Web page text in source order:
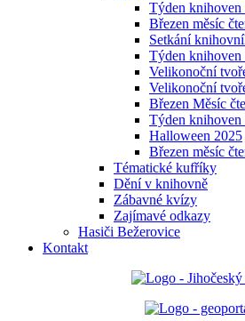
Týden knihoven
Březen měsíc
Setkání
Týden knihoven
Velikonoční
Velikonoční
Březen Měsíc
Týden knihoven
Halloween 2025
Březen měsíc
Tématické kufříky
Dění v knihovně
Zábavné kvízy
Zajímavé odkazy
Hasiči Bežerovice
Kontakt